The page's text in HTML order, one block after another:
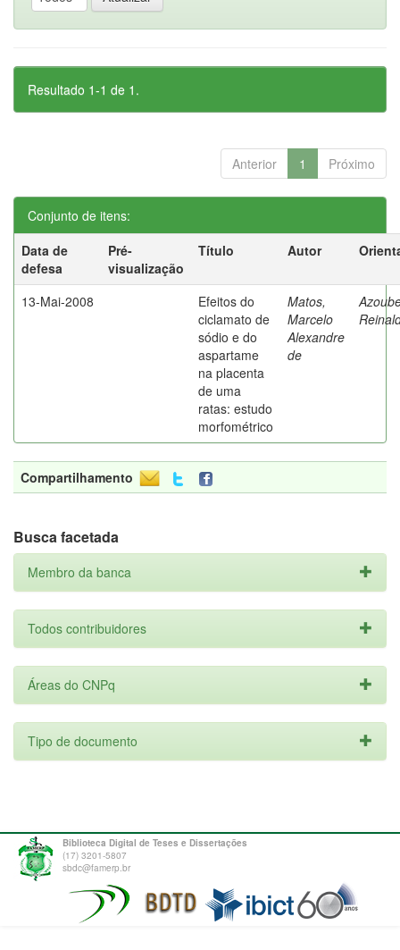
Resultado 1-1 de 1.
Anterior 1 Próximo
Conjunto de itens:
Data de
defesa
Pré-
visualização
Título Autor
13-Mai-2008
Efeitos do
ciclamato de
sódio e do
aspartame
na placenta
de uma
ratas: estudo
morfométrico
Matos,
Marcelo
Alexandre
de
Compartilhamento
Busca facetada
Membro da banca
Todos contribuidores
Áreas do CNPq
Tipo de documento
Biblioteca Digital de Teses e Dissertações
(17) 3201-5807
sbdc@famerp.br